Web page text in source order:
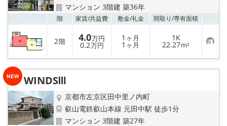
ハウスメーカー施工特集！
路線·駅から探す
スタッフ紹介
賃貸管理の北白川店
マンション 3階建 築36年
階 家賃/共益費 敷金/礼金 間取り/専有面積
2階 4.0万円
0.2万円
1 ヶ月
1 ヶ月
1K
22.27m² お
気
に
り
WINDSⅢ
京都市左京区田中里ノ内町
叡山電鉄叡山本線 元田中駅 徒歩1分
マンション 3階建 築27年